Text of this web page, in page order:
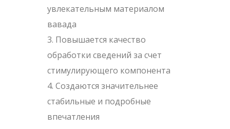
увлекательным материалом
вавада
Повышается качество
обработки сведений за счет
стимулирующего компонента
Создаются значительнее
стабильные и подробные
впечатления